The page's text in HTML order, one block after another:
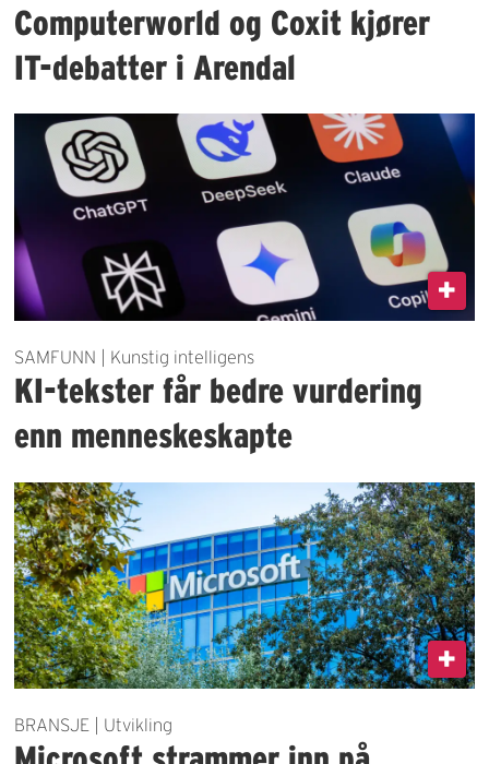
Computerworld og Coxit kjører
IT-debatter i Arendal
SAMFUNN | Kunstig intelligens
KI-tekster får bedre vurdering
enn menneskeskapte
BRANSJE | Utvikling